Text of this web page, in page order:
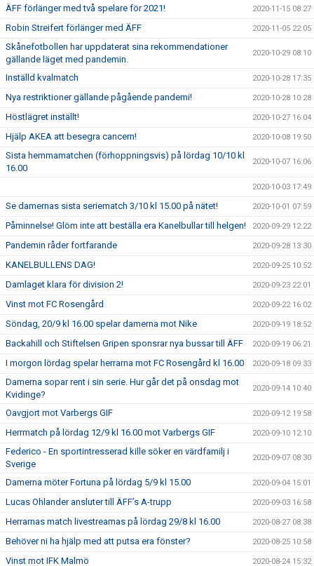
ÄFF förlänger med två spelare för 2021! 2020-11-15 08:27
Robin Streifert förlänger med ÄFF 2020-11-05 22:05
Skånefotbollen har uppdaterat sina rekommendationer
gällande läget med pandemin.
2020-10-29 08:10
Inställd kvalmatch 2020-10-28 17:35
Nya restriktioner gällande pågående pandemi! 2020-10-28 10:28
Höstlägret inställt! 2020-10-27 16:04
Hjälp AKEA att besegra cancern! 2020-10-08 19:50
Sista hemmamatchen (förhoppningsvis) på lördag 10/10 kl
16.00
2020-10-07 16:06
2020-10-03 17:49
Se damernas sista seriematch 3/10 kl 15.00 på nätet! 2020-10-01 07:59
Påminnelse! Glöm inte att beställa era Kanelbullar till helgen! 2020-09-29 12:22
Pandemin råder fortfarande 2020-09-28 13:30
KANELBULLENS DAG! 2020-09-25 10:52
Damlaget klara för division 2! 2020-09-23 22:01
Vinst mot FC Rosengård 2020-09-22 16:02
Söndag, 20/9 kl 16.00 spelar damerna mot Nike 2020-09-19 18:52
Backahill och Stiftelsen Gripen sponsrar nya bussar till ÄFF 2020-09-19 06:21
I morgon lördag spelar herrarna mot FC Rosengård kl 16.00 2020-09-18 09:33
Damerna sopar rent i sin serie. Hur går det på onsdag mot
Kvidinge?
2020-09-14 10:40
Oavgjort mot Varbergs GIF 2020-09-12 19:58
Herrmatch på lördag 12/9 kl 16.00 mot Varbergs GIF 2020-09-10 12:10
Federico - En sportintresserad kille söker en värdfamilj i
Sverige
2020-09-07 08:30
Damerna möter Fortuna på lördag 5/9 kl 15.00 2020-09-04 15:01
Lucas Ohlander ansluter till ÄFF’s A-trupp 2020-09-03 16:58
Herrarnas match livestreamas på lördag 29/8 kl 16.00 2020-08-27 08:38
Behöver ni ha hjälp med att putsa era fönster? 2020-08-25 10:58
Vinst mot IFK Malmö 2020-08-24 15:32